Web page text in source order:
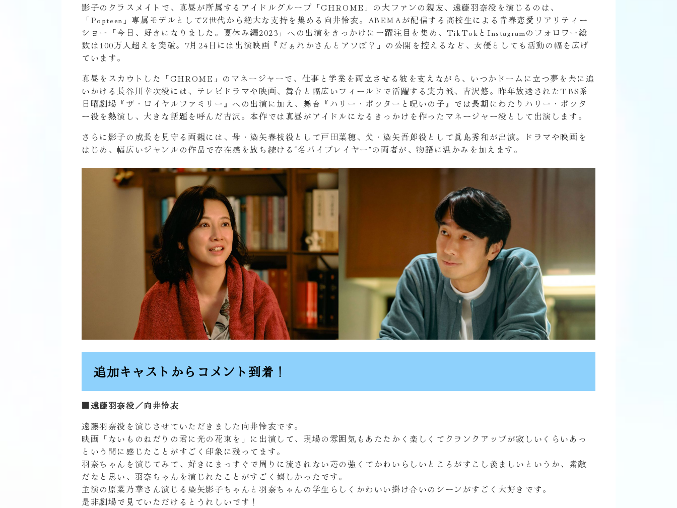
影子のクラスメイトで、真昼が所属するアイドルグループ「CHROME」の大ファンの親友、遠藤羽奈役を演じるのは、
「Popteen」専属モデルとしてZ世代から絶大な支持を集める向井怜衣。ABEMAが配信する高校生による青春恋愛リアリティー
ショー「今日、好きになりました。夏休み編2023」への出演をきっかけに一躍注目を集め、TikTokとInstagramのフォロワー総
数は100万人超えを突破。7月24日には出演映画『だぁれかさんとアソぼ？』の公開を控えるなど、女優としても活動の幅を広げ
ています。
真昼をスカウトした「CHROME」のマネージャーで、仕事と学業を両立させる彼を支えながら、いつかドームに立つ夢を共に追
いかける長谷川幸次役には、テレビドラマや映画、舞台と幅広いフィールドで活躍する実力派、吉沢悠。昨年放送されたTBS系
日曜劇場『ザ・ロイヤルファミリー』への出演に加え、舞台『ハリー・ポッターと呪いの子』では長期にわたりハリー・ポッタ
ー役を熱演し、大きな話題を呼んだ吉沢。本作では真昼がアイドルになるきっかけを作ったマネージャー役として出演します。
さらに影子の成長を見守る両親には、母・染矢春枝役として戸田菜穂、父・染矢吾郎役として眞島秀和が出演。ドラマや映画を
はじめ、幅広いジャンルの作品で存在感を放ち続ける“名バイプレイヤー”の両者が、物語に温かみを加えます。
追加キャストからコメント到着！
■遠藤羽奈役／向井怜衣
遠藤羽奈役を演じさせていただきました向井怜衣です。
映画「ないものねだりの君に光の花束を」に出演して、現場の雰囲気もあたたかく楽しくてクランクアップが寂しいくらいあっ
という間に感じたことがすごく印象に残ってます。
羽奈ちゃんを演じてみて、好きにまっすぐで周りに流されない芯の強くてかわいらしいところがすこし羨ましいというか、素敵
だなと思い、羽奈ちゃんを演じれたことがすごく嬉しかったです。
主演の原菜乃華さん演じる染矢影子ちゃんと羽奈ちゃんの学生らしくかわいい掛け合いのシーンがすごく大好きです。
是非劇場で見ていただけるとうれしいです！